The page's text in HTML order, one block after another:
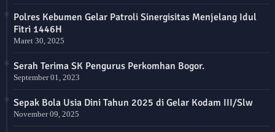
Polres Kebumen Gelar Patroli Sinergisitas Menjelang Idul
Fitri 1446H
Maret 30, 2025
Serah Terima SK Pengurus Perkomhan Bogor.
September 01, 2023
Sepak Bola Usia Dini Tahun 2025 di Gelar Kodam III/Slw
November 09, 2025